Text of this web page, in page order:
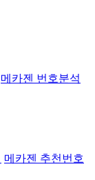
메카젠 번호분석
메카젠 추천번호